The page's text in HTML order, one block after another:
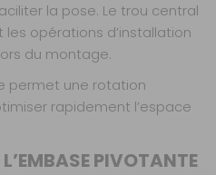
la pose. Le trou central
opérations d’installation
du montage.
permet une rotation
rapidement l’espace
PIVOTANTE